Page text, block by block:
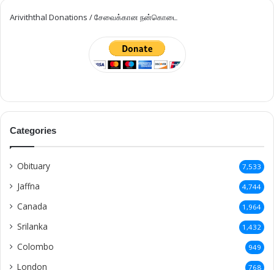
Ariviththal Donations / சேவைக்கான நன்கொடை
Categories
Obituary 7,533
Jaffna 4,744
Canada 1,964
Srilanka 1,432
Colombo 949
London 768